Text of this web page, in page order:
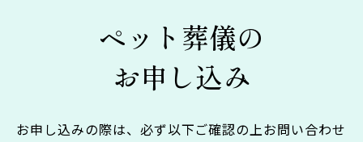
ペット葬儀の
お申し込み
お申し込みの際は、必ず以下ご確認の上お問い合わせ